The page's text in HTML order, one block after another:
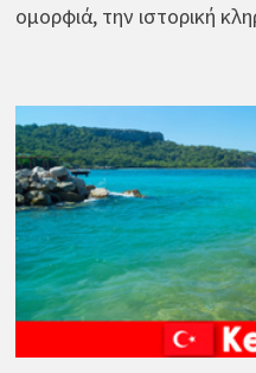
ομορφιά, την ιστορική